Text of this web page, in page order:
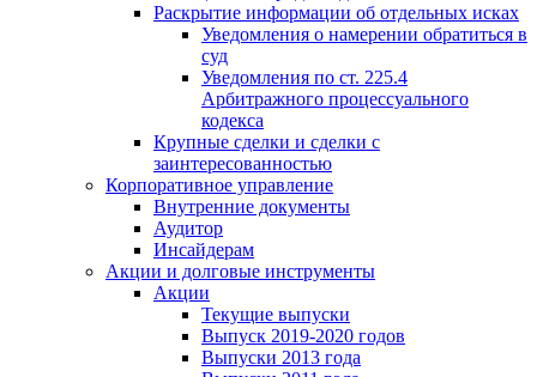
Раскрытие информации об отдельных исках
Уведомления о намерении обратиться в
суд
Уведомления по ст. 225.4
Арбитражного процессуального
кодекса
Крупные сделки и сделки с
заинтересованностью
Корпоративное управление
Внутренние документы
Аудитор
Инсайдерам
Акции и долговые инструменты
Акции
Текущие выпуски
Выпуск 2019-2020 годов
Выпуски 2013 года